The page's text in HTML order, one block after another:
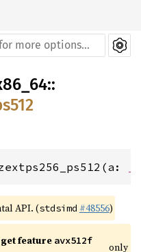
::
API. (stdsimd #48556)
feature avx512f
only